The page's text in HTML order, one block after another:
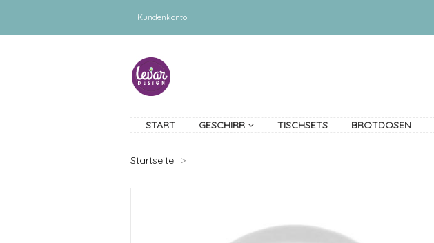
Kundenkonto
START GESCHIRR TISCHSETS BROTDOSEN
Startseite >